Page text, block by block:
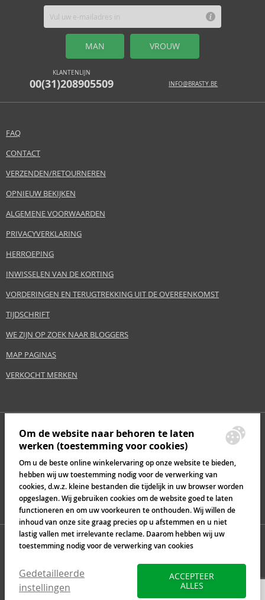
MAN VROUW
KLANTENLIJN
00(31)208905509 INFO@BRASTY.BE
FAQ
CONTACT
VERZENDEN/RETOURNEREN
OPNIEUW BEKIJKEN
ALGEMENE VOORWAARDEN
PRIVACYVERKLARING
HERROEPING
INWISSELEN VAN DE KORTING
VORDERINGEN EN TERUGTREKKING UIT DE OVEREENKOMST
TIJDSCHRIFT
WE ZIJN OP ZOEK NAAR BLOGGERS
MAP PAGINAS
VERKOCHT MERKEN
Om de website naar behoren te laten
werken (toestemming voor cookies)
Om u de beste online winkelervaring op onze website te bieden,
hebben wij uw toestemming nodig voor de verwerking van
cookies, d.w.z. kleine bestanden die tijdelijk in uw browser worden
opgeslagen. Wij gebruiken cookies om de website goed te laten
functioneren en om uw voorkeuren te onthouden. Wij willen de
inhoud van onze site graag precies op u afstemmen en u niet
lastig vallen met irrelevante reclame. Daarom hebben wij uw
toestemming nodig voor de verwerking van cookies
Gedetailleerde
instellingen
ACCEPTEER
ALLES